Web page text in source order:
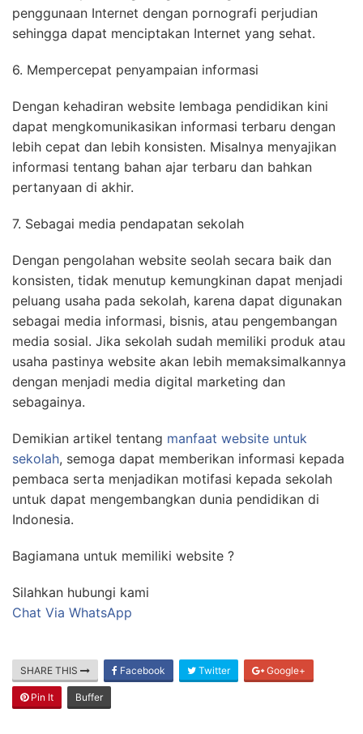
penggunaan Internet dengan pornografi perjudian
sehingga dapat menciptakan Internet yang sehat.
6. Mempercepat penyampaian informasi
Dengan kehadiran website lembaga pendidikan kini
dapat mengkomunikasikan informasi terbaru dengan
lebih cepat dan lebih konsisten. Misalnya menyajikan
informasi tentang bahan ajar terbaru dan bahkan
pertanyaan di akhir.
7. Sebagai media pendapatan sekolah
Dengan pengolahan website seolah secara baik dan
konsisten, tidak menutup kemungkinan dapat menjadi
peluang usaha pada sekolah, karena dapat digunakan
sebagai media informasi, bisnis, atau pengembangan
media sosial. Jika sekolah sudah memiliki produk atau
usaha pastinya website akan lebih memaksimalkannya
dengan menjadi media digital marketing dan
sebagainya.
Demikian artikel tentang manfaat website untuk
sekolah, semoga dapat memberikan informasi kepada
pembaca serta menjadikan motifasi kepada sekolah
untuk dapat mengembangkan dunia pendidikan di
Indonesia.
Bagiamana untuk memiliki website ?
Silahkan hubungi kami
Chat Via WhatsApp
SHARE THIS Facebook Twitter Google+
Pin It Buffer